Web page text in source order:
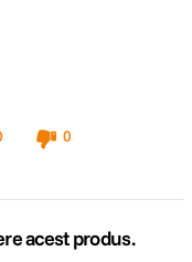
0
acest produs.